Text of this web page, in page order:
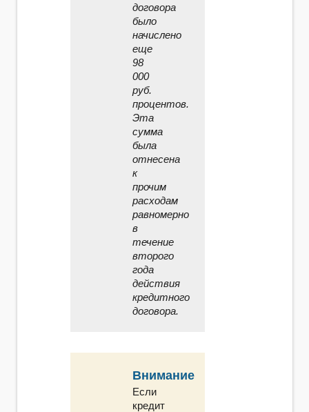
договора
было
начислено
еще
98
000
руб.
процентов.
Эта
сумма
была
отнесена
к
прочим
расходам
равномерно
в
течение
второго
года
действия
кредитного
договора.
Внимание
Если
кредит